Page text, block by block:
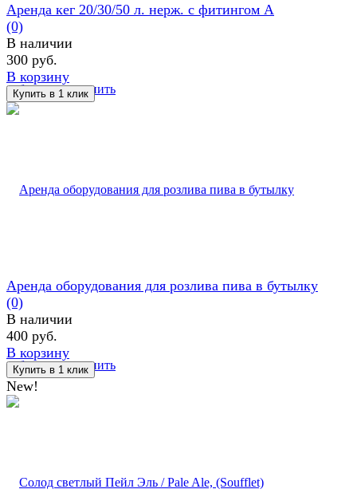
избранное сравнить
Аренда кег 20/30/50 л. нерж. с фитингом А
(0)
В наличии
300 руб.
В корзину
избранное сравнить
Аренда оборудования для розлива пива в бутылку
(0)
В наличии
400 руб.
В корзину
New!